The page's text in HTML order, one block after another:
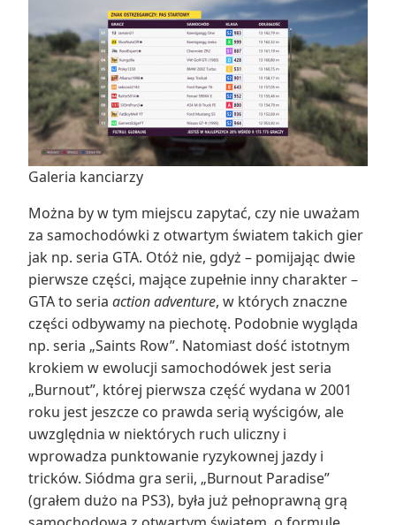
Galeria kanciarzy
Można by w tym miejscu zapytać, czy nie uważam
za samochodówki z otwartym światem takich gier
jak np. seria GTA. Otóż nie, gdyż – pomijając dwie
pierwsze części, mające zupełnie inny charakter –
GTA to seria action adventure, w których znaczne
części odbywamy na piechotę. Podobnie wygląda
np. seria „Saints Row”. Natomiast dość istotnym
krokiem w ewolucji samochodówek jest seria
„Burnout”, której pierwsza część wydana w 2001
roku jest jeszcze co prawda serią wyścigów, ale
uwzględnia w niektórych ruch uliczny i
wprowadza punktowanie ryzykownej jazdy i
tricków. Siódma gra serii, „Burnout Paradise”
(grałem dużo na PS3), była już pełnoprawną grą